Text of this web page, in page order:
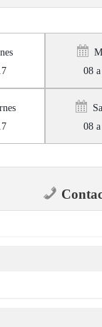
08
08